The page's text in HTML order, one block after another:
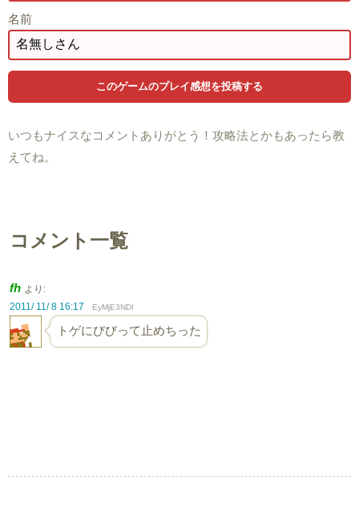
名前
いつもナイスなコメントありがとう！攻略法とかもあったら教
えてね。
コメント一覧
fh より:
2011/ 11/ 8 16:17
EyMjE3NDI
トゲにびびって止めちった